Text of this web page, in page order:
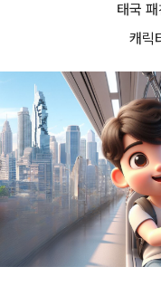
태국
캐릭